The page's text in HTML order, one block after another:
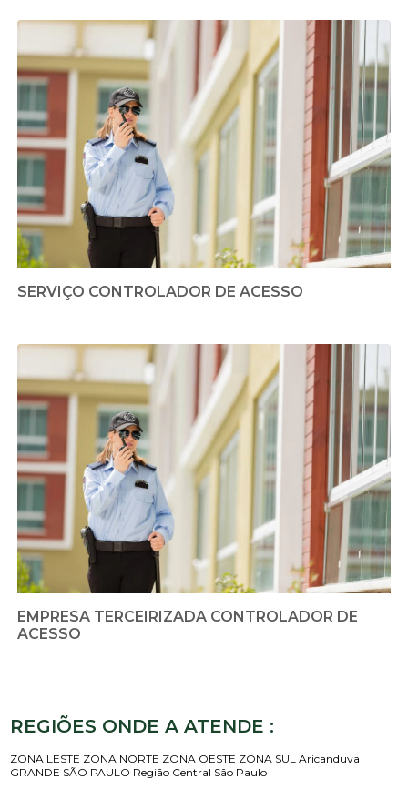
SERVIÇO CONTROLADOR DE ACESSO
EMPRESA TERCEIRIZADA CONTROLADOR DE
ACESSO
REGIÕES ONDE A ATENDE :
ZONA LESTE ZONA NORTE ZONA OESTE ZONA SUL Aricanduva
GRANDE SÃO PAULO Região Central São Paulo